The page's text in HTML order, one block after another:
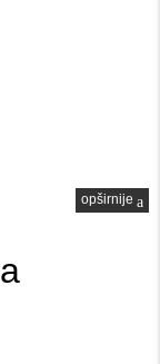
opširnije